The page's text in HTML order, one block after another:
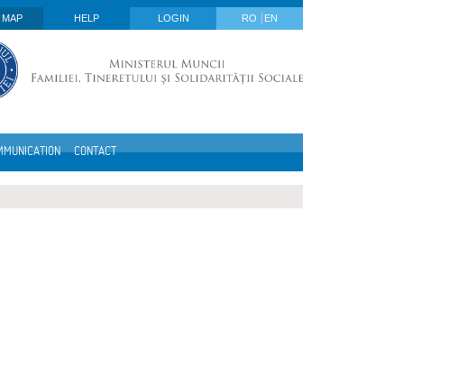
HELP LOGIN RO EN
CONTACT